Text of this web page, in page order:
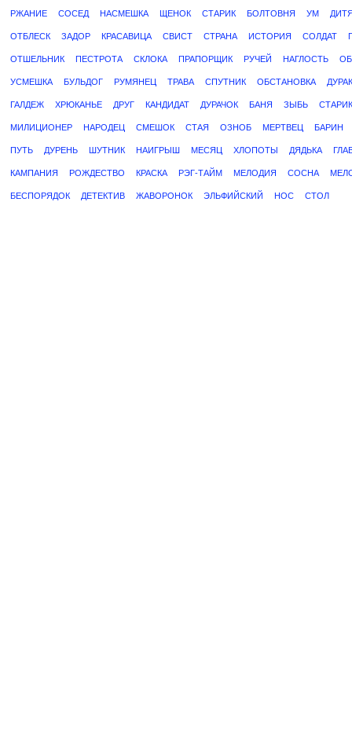
РЖАНИЕ СОСЕД НАСМЕШКА ЩЕНОК СТАРИК БОЛТОВНЯ УМ
ОТБЛЕСК ЗАДОР КРАСАВИЦА СВИСТ СТРАНА ИСТОРИЯ СОЛДАТ
ОТШЕЛЬНИК ПЕСТРОТА СКЛОКА ПРАПОРЩИК РУЧЕЙ НАГЛОСТЬ
УСМЕШКА БУЛЬДОГ РУМЯНЕЦ ТРАВА СПУТНИК ОБСТАНОВКА ДУРАК
ГАЛДЕЖ ХРЮКАНЬЕ ДРУГ КАНДИДАТ ДУРАЧОК БАНЯ ЗЫБЬ
МИЛИЦИОНЕР НАРОДЕЦ СМЕШОК СТАЯ ОЗНОБ МЕРТВЕЦ БАРИН
ПУТЬ ДУРЕНЬ ШУТНИК НАИГРЫШ МЕСЯЦ ХЛОПОТЫ ДЯДЬКА
КАМПАНИЯ РОЖДЕСТВО КРАСКА РЭГ-ТАЙМ МЕЛОДИЯ СОСНА
БЕСПОРЯДОК ДЕТЕКТИВ ЖАВОРОНОК ЭЛЬФИЙСКИЙ НОС СТОЛ